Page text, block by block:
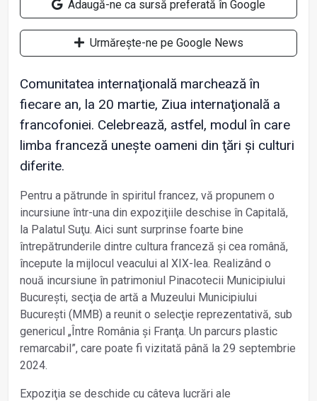
Adaugă-ne ca sursă preferată în Google
Urmărește-ne pe Google News
Comunitatea internaţională marchează în
fiecare an, la 20 martie, Ziua internaţională a
francofoniei. Celebrează, astfel, modul în care
limba franceză unește oameni din ţări și culturi
diferite.
Pentru a pătrunde în spiritul francez, vă propunem o
incursiune într-una din expoziţiile deschise în Capitală,
la Palatul Suţu. Aici sunt surprinse foarte bine
întrepătrunderile dintre cultura franceză și cea română,
începute la mijlocul veacului al XIX-lea. Realizând o
nouă incursiune în patrimoniul Pinacotecii Municipiului
București, secţia de artă a Muzeului Municipiului
București (MMB) a reunit o selecţie reprezentativă, sub
genericul „Între România și Franţa. Un parcurs plastic
remarcabil”, care poate fi vizitată până la 29 septembrie
2024.
Expoziţia se deschide cu câteva lucrări ale